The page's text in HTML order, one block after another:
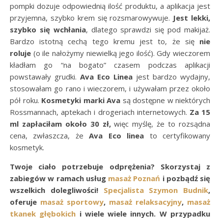
pompki dozuje odpowiednią ilość produktu, a aplikacja jest
przyjemna, szybko krem się rozsmarowywuje. Jest lekki,
szybko się wchłania, dlatego sprawdzi się pod makijaż.
Bardzo istotną cechą tego kremu jest to, że się nie
roluje (o ile nałożymy niewielką jego ilość). Gdy wieczorem
kładłam go “na bogato” czasem podczas aplikacji
powstawały grudki. Ava Eco Linea jest bardzo wydajny,
stosowałam go rano i wieczorem, i używałam przez około
pół roku. Kosmetyki marki Ava są dostępne w niektórych
Rossmannach, aptekach i drogeriach internetowych. Za 15
ml zapłaciłam około 30 zł,więc myślę, że to rozsądna
cena, zwłaszcza, że Ava Eco linea to certyfikowany
kosmetyk.
Twoje ciało potrzebuje odprężenia? Skorzystaj z
zabiegów w ramach usługmasaż Poznań i pozbądź się
wszelkich dolegliwości!Specjalista Szymon Budnik,
oferuje masaż sportowy, masaż relaksacyjny, masaż
tkanek głębokich i wiele wiele innych. W przypadku